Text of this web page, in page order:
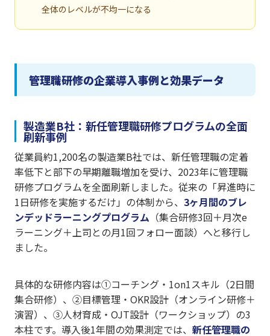
全体のレベルが不均一になる
管理職研修の企業導入事例と効果データ
製造業B社：新任管理職研修プログラムの全面
刷新事例
従業員約1,200名の製造業B社では、新任管理職の定着
率低下と部下の早期離職増加を受け、2023年に管理職
研修プログラムを全面刷新しました。従来の「昇進時に
1日研修を実施するだけ」の体制から、 3ヶ月間のブレ
ンデッドラーニングプログラム （集合研修3回＋月次e
ラーニング＋上司との月1回フォロー面談）へと移行し
ました。
具体的な研修内容は①コーチング・1on1スキル（2日間
集合研修）、②目標管理・OKR設計（オンライン研修＋
演習）、③人材育成・OJT設計（ワークショップ）の3
本柱です。導入後1年間の効果測定では、 新任管理職の